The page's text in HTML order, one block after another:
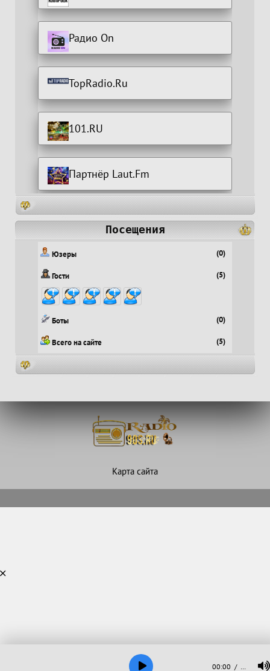
Радио On
TopRadio.Ru
101.RU
Партнёр Laut.Fm
Посещения
Юзеры (0)
Гости (5)
Боты (0)
Всего на сайте (5)
Карта сайта
00:00